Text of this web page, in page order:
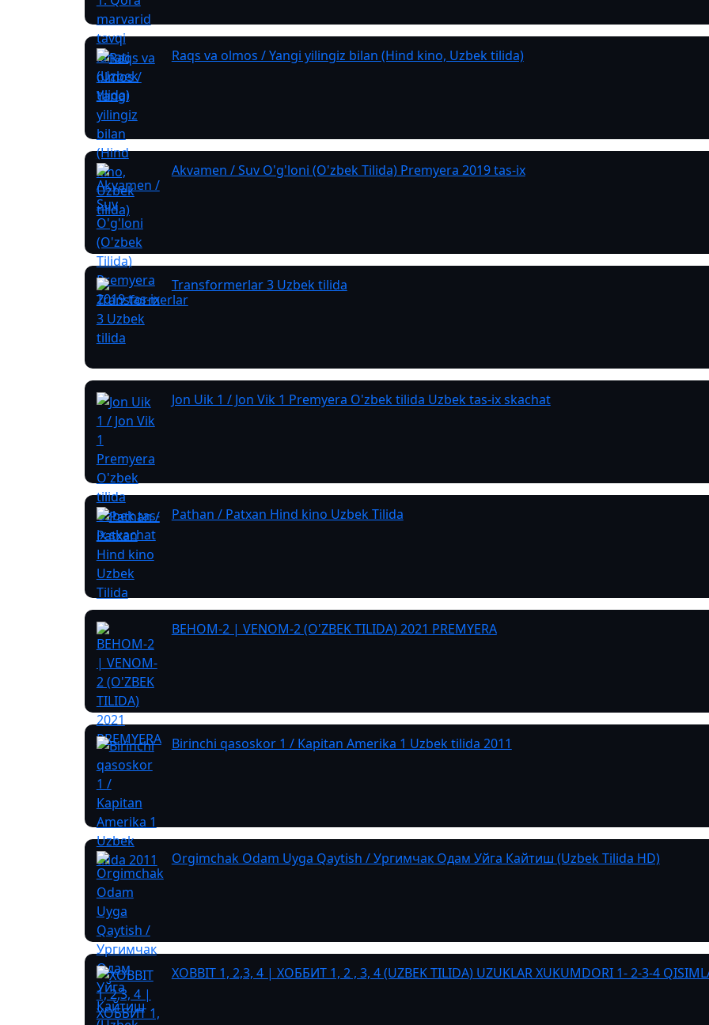
Raqs va olmos / Yangi yilingiz bilan (Hind kino, Uzbek tilida)
Akvamen / Suv O'g'loni (O'zbek Tilida) Premyera 2019 tas-ix
Transformerlar 3 Uzbek tilida
Jon Uik 1 / Jon Vik 1 Premyera O'zbek tilida Uzbek tas-ix skachat
Pathan / Patxan Hind kino Uzbek Tilida
ВЕНОМ-2 | VENOM-2 (O'ZBEK TILIDA) 2021 PREMYERA
Birinchi qasoskor 1 / Kapitan Amerika 1 Uzbek tilida 2011
Orgimchak Odam Uyga Qaytish / Ургимчак Одам Уйга Кайтиш (Uzbek Tilida HD)
XOBBIT 1, 2,3, 4 | ХОББИТ 1, 2 , 3, 4 (UZBEK TILIDA) UZUKLAR XUKUMDORI 1- 2-3-4